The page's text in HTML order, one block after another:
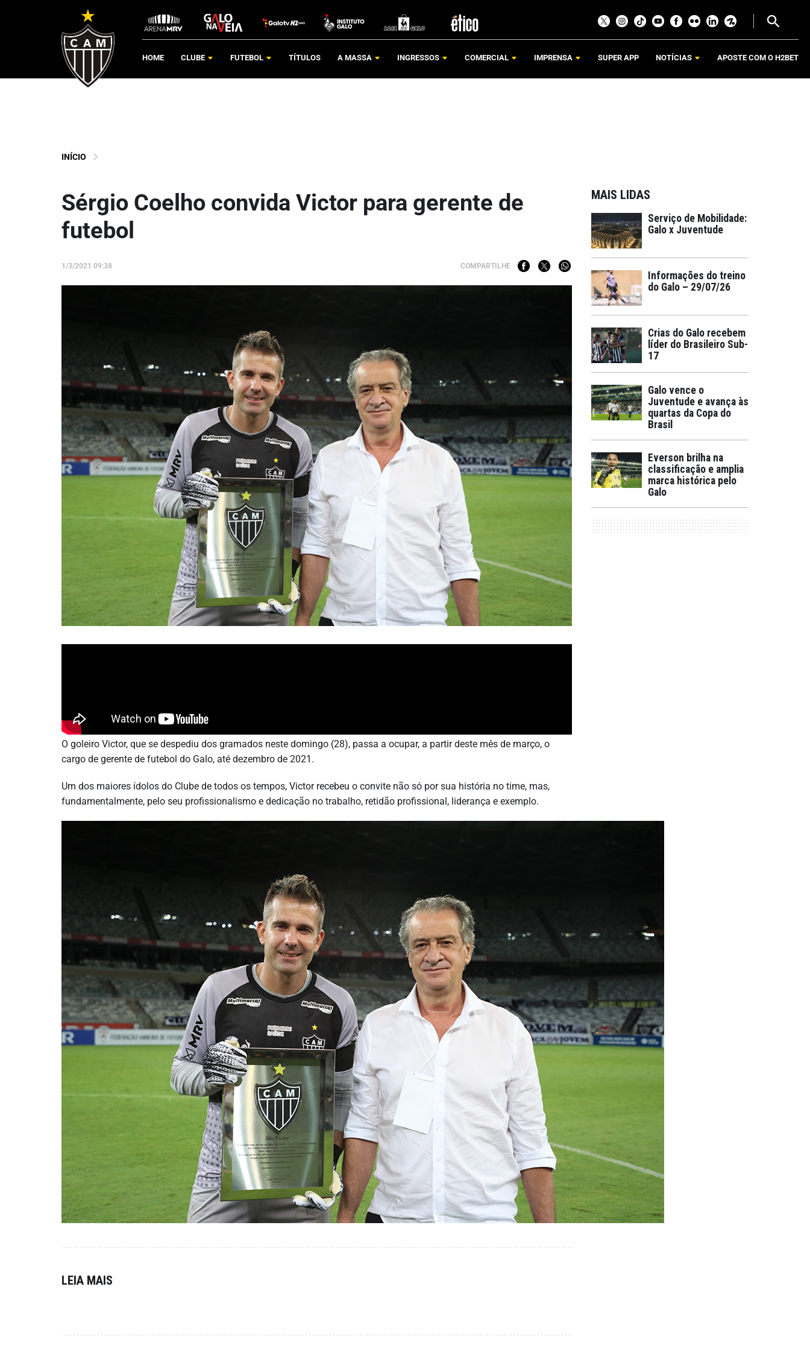
HOME CLUBE FUTEBOL TÍTULOS A MASSA INGRESSOS COMERCIAL IMPRENSA SUPER APP NOTÍCIAS APOSTE COM O H2BET
INÍCIO
Sérgio Coelho convida Victor para gerente de
futebol
1/3/2021 09:38 COMPARTILHE
O goleiro Victor, que se despediu dos gramados neste domingo (28), passa a ocupar, a partir deste mês de março, o
cargo de gerente de futebol do Galo, até dezembro de 2021.
Um dos maiores ídolos do Clube de todos os tempos, Victor recebeu o convite não só por sua história no time, mas,
fundamentalmente, pelo seu profissionalismo e dedicação no trabalho, retidão profissional, liderança e exemplo.
LEIA MAIS
MAIS LIDAS
Serviço de Mobilidade:
Galo x Juventude
Informações do treino
do Galo – 29/07/26
Crias do Galo recebem
líder do Brasileiro Sub-
17
Galo vence o
Juventude e avança às
quartas da Copa do
Brasil
Everson brilha na
classificação e amplia
marca histórica pelo
Galo